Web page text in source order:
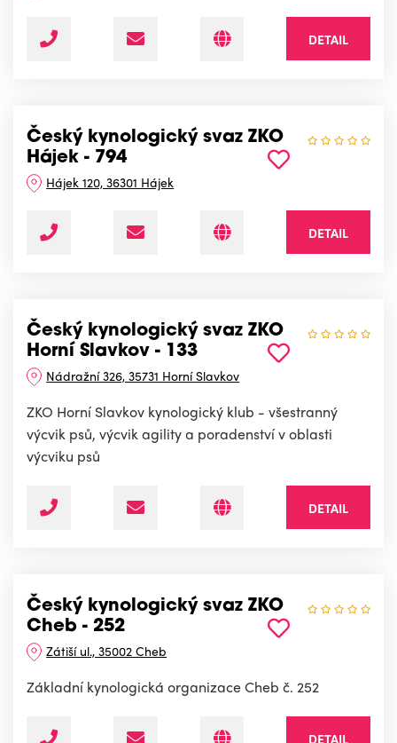
DETAIL
Český kynologický svaz ZKO
Hájek - 794
Hájek 120, 36301 Hájek
DETAIL
Český kynologický svaz ZKO
Horní Slavkov - 133
Nádražní 326, 35731 Horní Slavkov
ZKO Horní Slavkov kynologický klub - všestranný
výcvik psů, výcvik agility a poradenství v oblasti
výcviku psů
DETAIL
Český kynologický svaz ZKO
Cheb - 252
Zátiší ul., 35002 Cheb
Základní kynologická organizace Cheb č. 252
DETAIL